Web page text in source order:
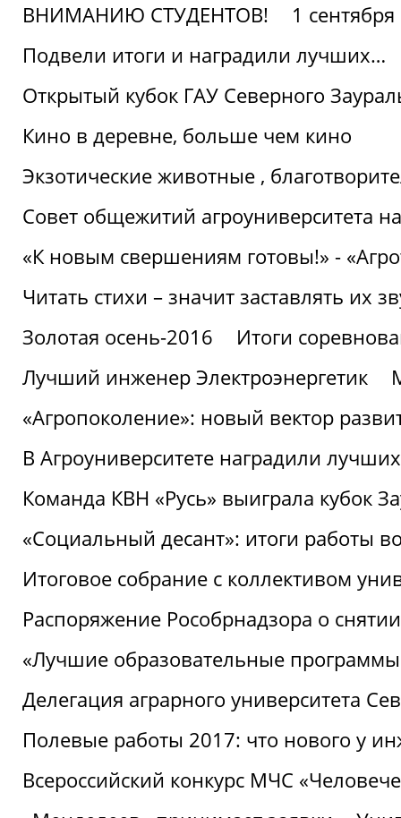
ВНИМАНИЮ СТУДЕНТОВ!
1 сентября
Подвели итоги и наградили лучших…
Открытый кубок ГАУ Северного
Кино в деревне, больше чем кино
Экзотические животные ,
Совет общежитий агроуниверситета
«К новым свершениям готовы!» -
Читать стихи – значит заставлять их
Золотая осень-2016
Итоги
Лучший инженер Электроэнергетик
«Агропоколение»: новый вектор
В Агроуниверситете наградили
Команда КВН «Русь» выиграла кубок
«Социальный десант»: итоги работы
Итоговое собрание с коллективом
Распоряжение Рособрнадзора о
«Лучшие образовательные
Делегация аграрного университета
Полевые работы 2017: что нового у
Всероссийский конкурс МЧС